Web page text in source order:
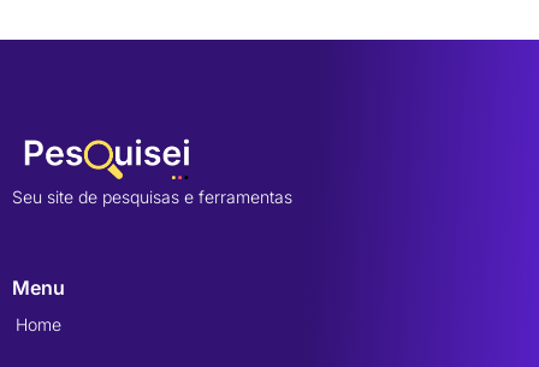
Seu site de pesquisas e ferramentas
Menu
Home